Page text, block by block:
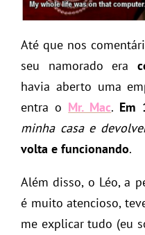
Até que nos
seu namorado era
havia aberto uma
entra o Mr. Mac. Em
minha casa e
volta e funcionando.
Além disso, o Léo, a
é muito atencioso,
me explicar tudo (eu